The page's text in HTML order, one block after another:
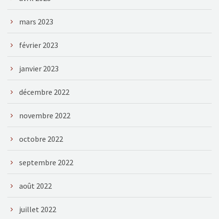
mars 2023
février 2023
janvier 2023
décembre 2022
novembre 2022
octobre 2022
septembre 2022
août 2022
juillet 2022